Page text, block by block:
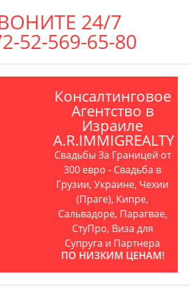
24/7
52-569-65-80
Консалтинговое
Агентство в
Израиле
A.R.IMMIGREALTY
Свадьбы За Границей от
300 евро - Свадьба в
Грузии, Украине, Чехии
(Праге), Кипре,
Сальвадоре, Парагвае,
СтуПро, Виза для
Супруга и Партнера
ПО НИЗКИМ ЦЕНАМ!